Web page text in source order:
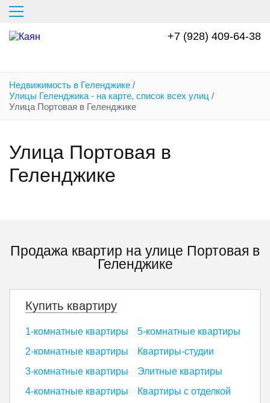
Перейти
основному
содержанию
+7 (928) 409-64-38
Недвижимость в Геленджике /
Улицы Геленджика - на карте, список всех улиц /
Улица Портовая в Геленджике
Улица Портовая в
Геленджике
Продажа квартир на улице Портовая в
Геленджике
Купить квартиру
1-комнатные квартиры
2-комнатные квартиры
3-комнатные квартиры
4-комнатные квартиры
5-комнатные квартиры
Квартиры-студии
Элитные квартиры
Квартиры с отделкой